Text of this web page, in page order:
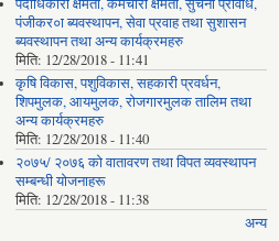
पदाधिकारी क्षमता, कर्मचारी क्षमता, सुचना प्रविधि,
पंजीकर०ा ब्यवस्थापन, सेवा प्रवाह तथा सुशासन
ब्यवस्थापन तथा अन्य कार्यक्रमहरु
मिति: 12/28/2018 - 11:41
कृषि विकास, पशुविकास, सहकारी प्रवर्धन,
शिपमुलक, आयमुलक, रोजगारमुलक तालिम तथा
अन्य कार्यक्रमहरु
मिति: 12/28/2018 - 11:40
२०७५/ २०७६ को वातावरण तथा विपत व्यवस्थापन
सम्बन्धी योजनाहरू
मिति: 12/28/2018 - 11:38
अन्य